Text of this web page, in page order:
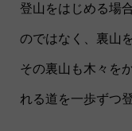
登山をはじめる場
のではなく、裏山
その裏山も木々を
れる道を一歩ずつ